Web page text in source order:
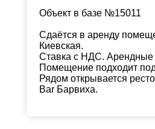
Объект в базе №15011
Сдаётся в аренду
Киевская.
Ставка с НДС. Арендные
Помещение подходит
Рядом открывается
Bar Барвиха.